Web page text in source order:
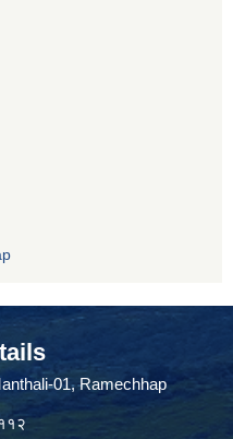
01, Ramechhap